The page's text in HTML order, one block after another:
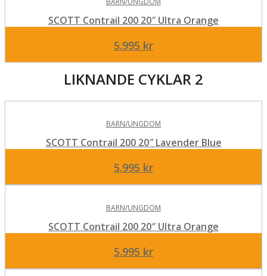
SCOTT Contrail 200 20″ Ultra Orange
5.995 kr
LIKNANDE CYKLAR 2
BARN/UNGDOM
SCOTT Contrail 200 20″ Lavender Blue
5.995 kr
BARN/UNGDOM
SCOTT Contrail 200 20″ Ultra Orange
5.995 kr